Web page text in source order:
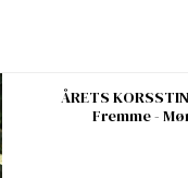
ÅRETS
Fremme -